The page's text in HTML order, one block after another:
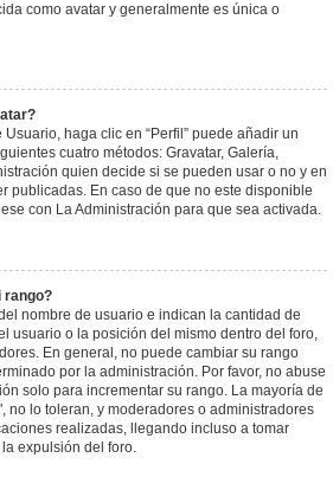
como avatar y generalmente es única o
haga clic en “Perfil” puede añadir un
cuatro métodos: Gravatar, Galería,
quien decide si se pueden usar o no y en
publicadas. En caso de que no este disponible
con La Administración para que sea activada.
rango?
nombre de usuario e indican la cantidad de
usuario o la posición del mismo dentro del foro,
En general, no puede cambiar su rango
por la administración. Por favor, no abuse
solo para incrementar su rango. La mayoría de
no lo toleran, y moderadores o administradores
realizadas, llegando incluso a tomar
expulsión del foro.